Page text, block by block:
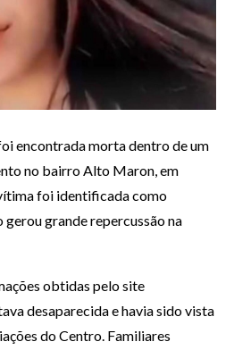
encontrada morta dentro de um
no bairro Alto Maron, em
foi identificada como
grande repercussão na
obtidas pelo site
desaparecida e havia sido vista
do Centro. Familiares